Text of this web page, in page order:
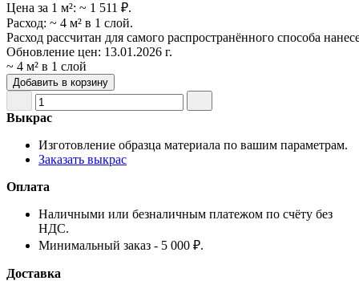
Цена за 1 м²: ~ 1 511 ₽.
Расход: ~ 4 м² в 1 слой.
Расход рассчитан для самого распространённого способа
Обновление цен: 13.01.2026 г.
~ 4 м² в 1 слой
Добавить в корзину
Выкрас
Изготовление образца материала по вашим параметрам.
Заказать выкрас
Оплата
Наличными или безналичным платежом по счёту без
НДС.
Минимальный заказ - 5 000 ₽.
Доставка